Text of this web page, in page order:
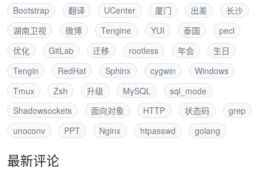
Bootstrap
翻译 UCenter 厦门 出差
长沙
湖南卫视
微博 Tengine YUI 泰国
pecl
优化
GitLab 迁移 rootless 年会
生日
Tengin
RedHat Sphinx cygwin
Windows
Tmux
Zsh 升级 MySQL
sql_mode
Shadowsockets
面向对象 HTTP 状态码
grep
unoconv
PPT Nginx htpasswd golang
最新评论